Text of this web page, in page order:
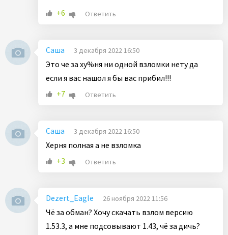
+6
Ответить
Саша 3 декабря 2022 16:50
Это че за ху%ня ни одной взломки нету да
если я вас нашол я бы вас прибил!!!
+7
Ответить
Саша 3 декабря 2022 16:50
Херня полная а не взломка
+3
Ответить
Dezert_Eagle 26 ноября 2022 11:56
Чё за обман? Хочу скачать взлом версию
1.53.3, а мне подсовывают 1.43, чё за дичь?